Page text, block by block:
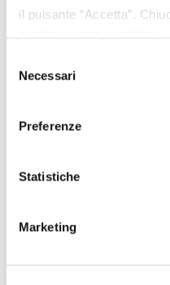
il pulsante “Accetta”.
delNecessari
Preferenze
Statistiche
Marketing
Eventi
7 luglio 2015
Un sito tra leggende e